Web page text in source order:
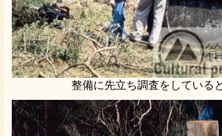
整備に先立ち調査をしている